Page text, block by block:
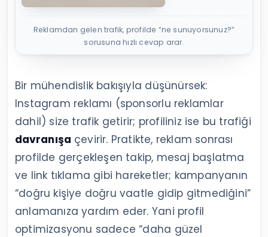
Reklamdan gelen trafik, profilde “ne sunuyorsunuz?”
sorusuna hızlı cevap arar.
Bir mühendislik bakışıyla düşünürsek:
Instagram reklamı (sponsorlu reklamlar
dahil) size trafik getirir; profiliniz ise bu trafiği
davranışa çevirir. Pratikte, reklam sonrası
profilde gerçekleşen takip, mesaj başlatma
ve link tıklama gibi hareketler; kampanyanın
“doğru kişiye doğru vaatle gidip gitmediğini”
anlamanıza yardım eder. Yani profil
optimizasyonu sadece “daha güzel